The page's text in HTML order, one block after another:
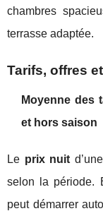
chambres
terrasse adaptée.
Tarifs, offres
Moyenne des
et hors saison
Le prix nuit
selon la période.
peut démarrer